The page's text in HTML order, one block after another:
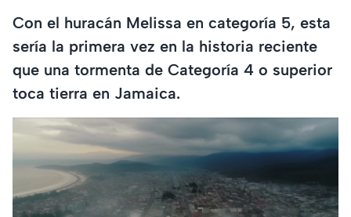
Con el huracán Melissa en categoría 5, esta
sería la primera vez en la historia reciente
que una tormenta de Categoría 4 o superior
toca tierra en Jamaica.